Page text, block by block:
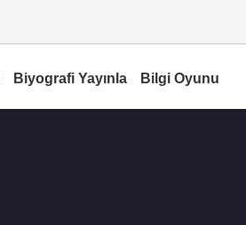
Biyografi Yayınla Bilgi Oyunu